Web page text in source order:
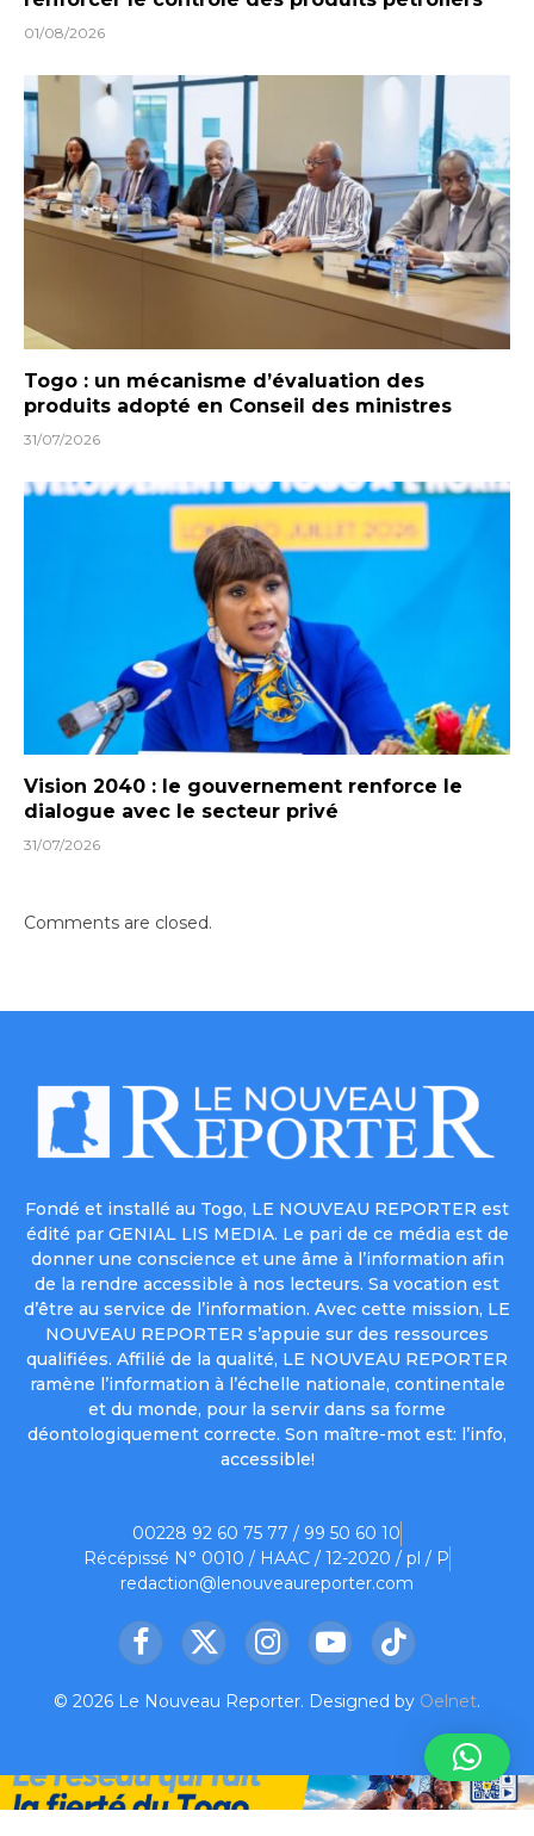
01/08/2026
Togo : un mécanisme d’évaluation des
produits adopté en Conseil des ministres
31/07/2026
Vision 2040 : le gouvernement renforce le
dialogue avec le secteur privé
31/07/2026
Comments are closed.
Fondé et installé au Togo, LE NOUVEAU REPORTER est
édité par GENIAL LIS MEDIA. Le pari de ce média est de
donner une conscience et une âme à l’information afin
de la rendre accessible à nos lecteurs. Sa vocation est
d’être au service de l’information. Avec cette mission, LE
NOUVEAU REPORTER s’appuie sur des ressources
qualifiées. Affilié de la qualité, LE NOUVEAU REPORTER
ramène l’information à l’échelle nationale, continentale
et du monde, pour la servir dans sa forme
déontologiquement correcte. Son maître-mot est: l’info,
accessible!
00228 92 60 75 77 / 99 50 60 10
Récépissé N° 0010 / HAAC / 12-2020 / pl / P
redaction@lenouveaureporter.com
Facebook
X
InstagramYouTubeTikTok
© 2026 Le Nouveau Reporter. Designed by Oelnet.